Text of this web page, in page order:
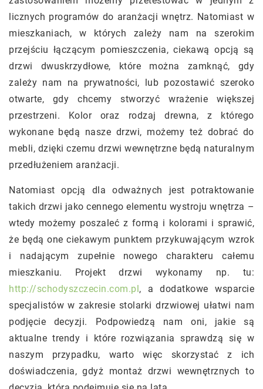
licznych programów do aranżacji wnętrz. Natomiast w
mieszkaniach, w których zależy nam na szerokim
przejściu łączącym pomieszczenia, ciekawą opcją są
drzwi dwuskrzydłowe, które można zamknąć, gdy
zależy nam na prywatności, lub pozostawić szeroko
otwarte, gdy chcemy stworzyć wrażenie większej
przestrzeni. Kolor oraz rodzaj drewna, z którego
wykonane będą nasze drzwi, możemy też dobrać do
mebli, dzięki czemu drzwi wewnętrzne będą naturalnym
przedłużeniem aranżacji.
Natomiast opcją dla odważnych jest potraktowanie
takich drzwi jako cennego elementu wystroju wnętrza –
wtedy możemy poszaleć z formą i kolorami i sprawić,
że będą one ciekawym punktem przykuwającym wzrok
i nadającym zupełnie nowego charakteru całemu
mieszkaniu. Projekt drzwi wykonamy np. tu:
http://schodyszczecin.com.pl, a dodatkowe wsparcie
specjalistów w zakresie stolarki drzwiowej ułatwi nam
podjęcie decyzji. Podpowiedzą nam oni, jakie są
aktualne trendy i które rozwiązania sprawdzą się w
naszym przypadku, warto więc skorzystać z ich
doświadczenia, gdyż montaż drzwi wewnętrznych to